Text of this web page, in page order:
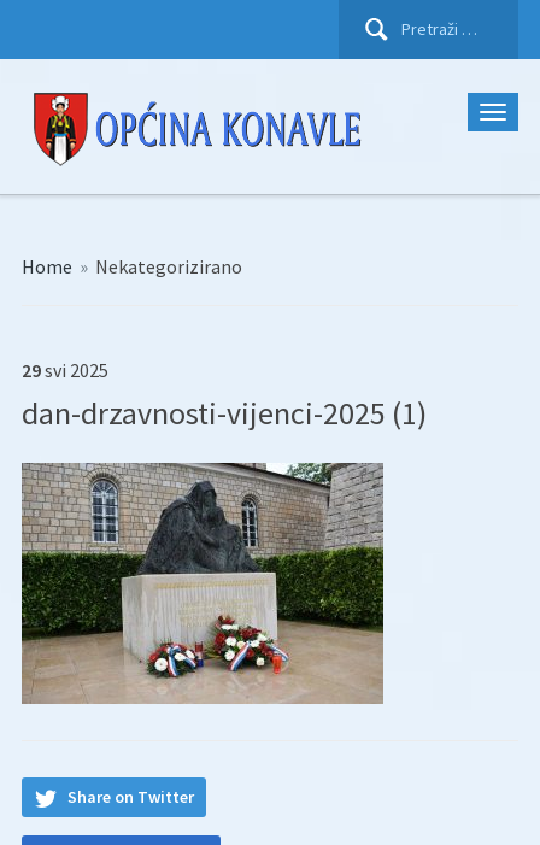
Pretraži:
Home » Nekategorizirano
29svi 2025
dan-drzavnosti-vijenci-2025 (1)
Share on Twitter